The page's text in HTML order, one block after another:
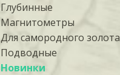
Глубинные
Магнитометры
Для самородного золота
Подводные
Новинки